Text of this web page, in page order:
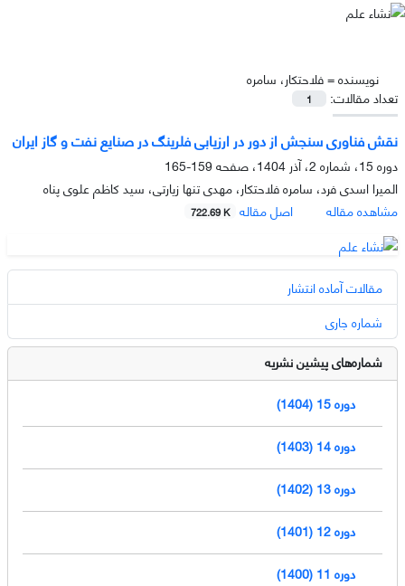
نویسنده =فلاحتکار، سامره
تعداد مقالات:
1
نقش فناوری سنجش از دور در ارزیابی فلرینگ در صنایع نفت و گاز ایران
دوره 15، شماره 2، آذر 1404، صفحه
159-165
المیرا اسدی فرد، سامره فلاحتکار، مهدی تنها زیارتی، سید کاظم علوی پناه
مشاهده مقاله
اصل مقاله 722.69 K
مقالات آماده انتشار
شماره جاری
شماره‌های پیشین نشریه
دوره 15 (1404)
دوره 14 (1403)
دوره 13 (1402)
دوره 12 (1401)
دوره 11 (1400)